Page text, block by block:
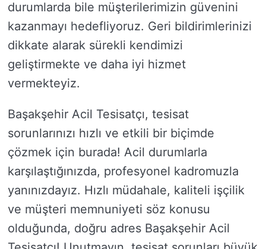
durumlarda bile müşterilerimizin güvenini
kazanmayı hedefliyoruz. Geri bildirimlerinizi
dikkate alarak sürekli kendimizi
geliştirmekte ve daha iyi hizmet
vermekteyiz.
Başakşehir Acil Tesisatçı, tesisat
sorunlarınızı hızlı ve etkili bir biçimde
çözmek için burada! Acil durumlarla
karşılaştığınızda, profesyonel kadromuzla
yanınızdayız. Hızlı müdahale, kaliteli işçilik
ve müşteri memnuniyeti söz konusu
olduğunda, doğru adres Başakşehir Acil